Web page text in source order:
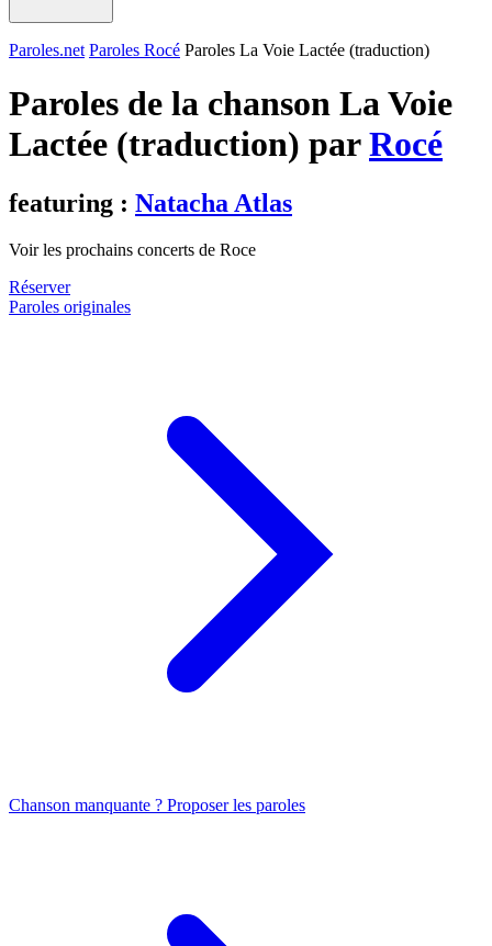
Paroles.net Paroles Rocé Paroles La Voie Lactée (traduction)
Paroles de la chanson La Voie
Lactée (traduction) parRocé
featuring : Natacha Atlas
Voir les prochains concerts de Roce
Réserver
Paroles originales
Chanson manquante ? Proposer les paroles